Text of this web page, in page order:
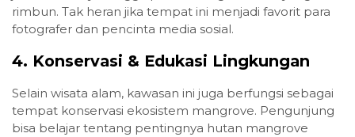
rimbun. Tak heran jika tempat ini menjadi favorit para
fotografer dan pencinta media sosial.
4. Konservasi & Edukasi Lingkungan
Selain wisata alam, kawasan ini juga berfungsi sebagai
tempat konservasi ekosistem mangrove. Pengunjung
bisa belajar tentang pentingnya hutan mangrove